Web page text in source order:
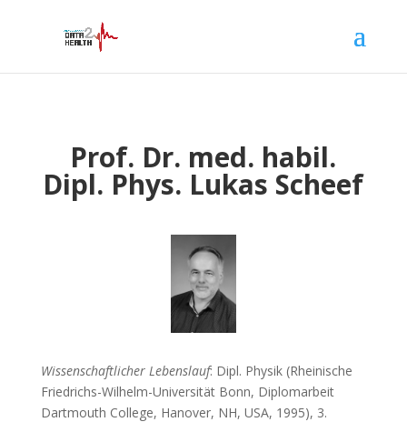
Prof. Dr. med. habil.
Dipl. Phys. Lukas Scheef
Wissenschaftlicher Lebenslauf: Dipl. Physik (Rheinische
Friedrichs-Wilhelm-Universität Bonn, Diplomarbeit
Dartmouth College, Hanover, NH, USA, 1995), 3.